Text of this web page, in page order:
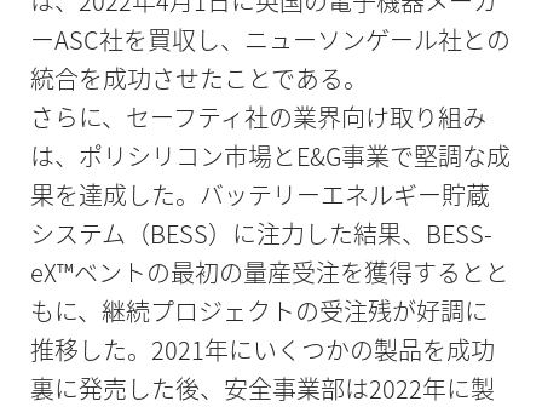
ーASC社を買収し、ニューソンゲール社との
統合を成功させたことである。
さらに、セーフティ社の業界向け取り組み
は、ポリシリコン市場とE&G事業で堅調な成
果を達成した。バッテリーエネルギー貯蔵
システム（BESS）に注力した結果、BESS-
eX™ベントの最初の量産受注を獲得するとと
もに、継続プロジェクトの受注残が好調に
推移した。2021年にいくつかの製品を成功
裏に発売した後、安全事業部は2022年に製